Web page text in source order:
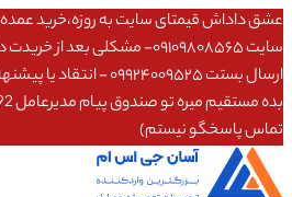
عشق داداش قیمتای سایت به روزه،خرید
ارسال بستت ۰۹۹۲۴۰۰۹۵۲۵
تماس پاسخگو نیستم)